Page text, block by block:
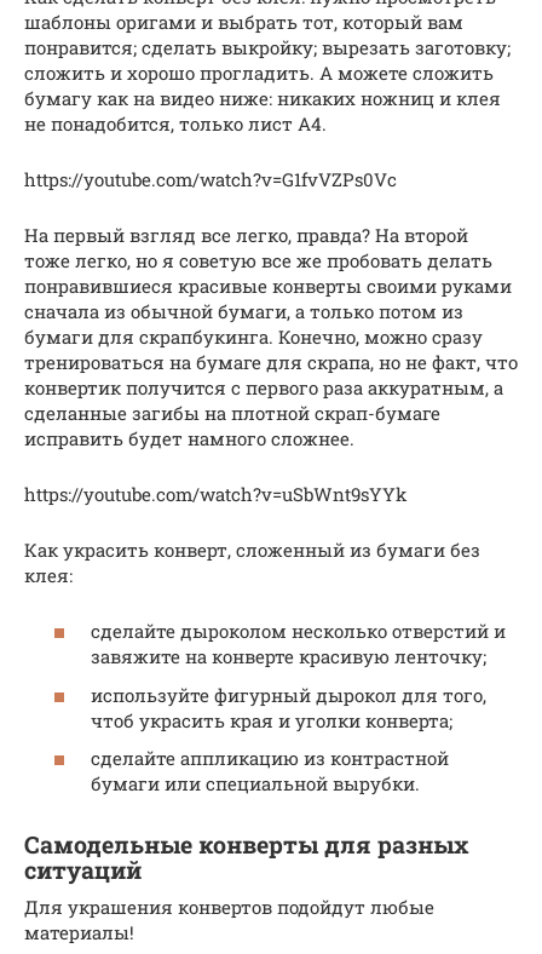
шаблоны оригами и выбрать тот, который вам
понравится; сделать выкройку; вырезать заготовку;
сложить и хорошо прогладить. А можете сложить
бумагу как на видео ниже: никаких ножниц и клея
не понадобится, только лист A4.
https://youtube.com/watch?v=G1fvVZPs0Vc
На первый взгляд все легко, правда? На второй
тоже легко, но я советую все же пробовать делать
понравившиеся красивые конверты своими руками
сначала из обычной бумаги, а только потом из
бумаги для скрапбукинга. Конечно, можно сразу
тренироваться на бумаге для скрапа, но не факт, что
конвертик получится с первого раза аккуратным, а
сделанные загибы на плотной скрап-бумаге
исправить будет намного сложнее.
https://youtube.com/watch?v=uSbWnt9sYYk
Как украсить конверт, сложенный из бумаги без
клея:
сделайте дыроколом несколько отверстий и
завяжите на конверте красивую ленточку;
используйте фигурный дырокол для того,
чтоб украсить края и уголки конверта;
сделайте аппликацию из контрастной
бумаги или специальной вырубки.
Самодельные конверты для разных
ситуаций
Для украшения конвертов подойдут любые
материалы!